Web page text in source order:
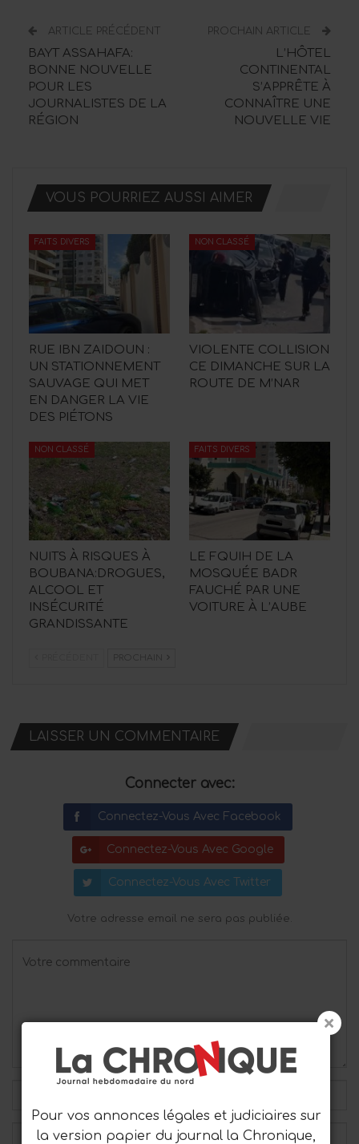
ARTICLE PRÉCÉDENT
BAYT ASSAHAFA:
BONNE NOUVELLE
POUR LES
JOURNALISTES DE LA
RÉGION
PROCHAIN ARTICLE
L’HÔTEL
CONTINENTAL
S’APPRÊTE À
CONNAÎTRE UNE
NOUVELLE VIE
VOUS POURRIEZ AUSSI AIMER
FAITS DIVERS
RUE IBN ZAIDOUN :
UN STATIONNEMENT
SAUVAGE QUI MET
EN DANGER LA VIE
DES PIÉTONS
NON CLASSÉ
VIOLENTE COLLISION
CE DIMANCHE SUR LA
ROUTE DE M’NAR
NON CLASSÉ
NUITS À RISQUES À
BOUBANA:DROGUES,
ALCOOL ET
INSÉCURITÉ
GRANDISSANTE
FAITS DIVERS
LE FQUIH DE LA
MOSQUÉE BADR
FAUCHÉ PAR UNE
VOITURE À L’AUBE
PROCHAIN
LAISSER UN COMMENTAIRE
Connecter avec:
Connectez-Vous Avec Facebook
Connectez-Vous Avec Google
Connectez-Vous Avec Twitter
Votre adresse email ne sera pas publiée.
Pour vos annonces légales et judiciaires sur
la version papier du journal la Chronique,